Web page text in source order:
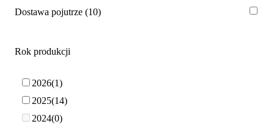
Dostawa pojutrze 10
Rok produkcji
2026 1
2025 14
2024 0